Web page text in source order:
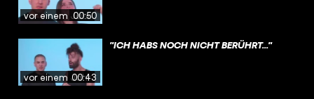
vor einem Jahr
00:50
vor einem Jahr
00:43
"ICH HABS NOCH NICHT BERÜHRT..."